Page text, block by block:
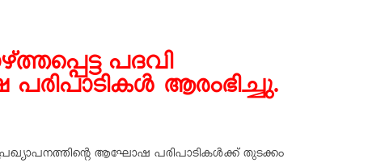
പദവി
ആരംഭിച്ചു.
ആഘോഷ പരിപാടികൾക്ക് തുടക്കം